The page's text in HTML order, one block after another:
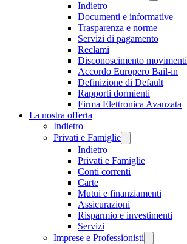
Indietro
Documenti e informative
Trasparenza e norme
Servizi di pagamento
Reclami
Disconoscimento movimenti
Accordo Europero Bail-in
Definizione di Default
Rapporti dormienti
Firma Elettronica Avanzata
La nostra offerta
Indietro
Privati e Famiglie
Indietro
Privati e Famiglie
Conti correnti
Carte
Mutui e finanziamenti
Assicurazioni
Risparmio e investimenti
Servizi
Imprese e Professionisti